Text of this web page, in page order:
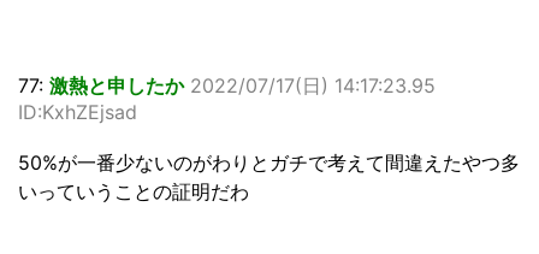
77: 激熱と申したか 2022/07/17(日) 14:17:23.95
ID:KxhZEjsad
50%が一番少ないのがわりとガチで考えて間違えたやつ多
いっていうことの証明だわ